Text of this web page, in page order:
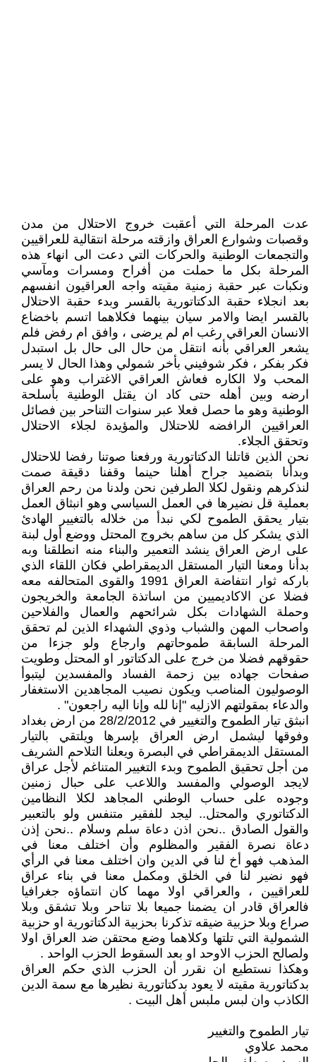
عدت المرحلة التي أعقبت خروج الاحتلال من مدن
وقصبات وشوارع العراق وازقته مرحلة انتقالية للعراقيين
والتجمعات الوطنية والحركات التي دعت الى انهاء هذه
المرحلة بكل ما حملت من أفراح ومسرات ومآسي
ونكبات عبر حقبة زمنية مقيته واجه العراقيون انفسهم
بعد انجلاء حقبة الدكتاتورية بالقسر وبدء حقبة الاحتلال
بالقسر ايضا والامر سيان بينهما فكلاهما اتسم باخضاع
الانسان العراقي رغب ام لم يرضى ، وافق ام رفض فلم
يشعر العراقي بأنه انتقل من حال الى حال بل استبدل
فكر بفكر ، فكر شوفيني بأخر شمولي وهذا الحال لا يسر
المحب ولا الكاره فعاش العراقي الاغتراب وهو على
ارضه وبين أهله حتى كاد ان يقتل الوطنية بأسلحة
الوطنية وهو ما حصل فعلا عبر سنوات التناحر بين فصائل
العراقيين الرافضه للاحتلال والمؤيدة لجلاء الاحتلال
وتحقق الجلاء.
نحن الذين قاتلنا الدكتاتورية ورفعنا صوتنا رفضا للاحتلال
وبدأنا بتضميد جراح أهلنا حينما وقفنا دقيقة صمت
لنذكرهم ونقول لكلا الطرفين نحن ولدنا من رحم العراق
بعملية قل نضيرها في العمل السياسي وهو انبثاق العمل
بتيار يحقق الطموح لكي نبدأ من خلاله بالتغيير الهادئ
الذي يشكر كل من ساهم بخروج المحتل ووضع أول لبنة
على ارض العراق ينشد التعمير والبناء منه انطلقنا وبه
بدأنا ومعنا التيار المستقل الديمقراطي فكان اللقاء الذي
باركه ثوار انتفاضة العراق 1991 والقوى المتحالفه معه
فضلا عن الاكاديميين من اساتذة الجامعة والخريجون
وحملة الشهادات بكل شرائحهم والعمال والفلاحين
واصحاب المهن والشباب وذوي الشهداء الذين لم تحقق
المرحلة السابقة طموحاتهم وارجاع ولو جزءا من
حقوقهم فضلا من خرج على الدكتاتور او المحتل وطويت
صفحات جهاده بين زحمة الفساد والمفسدين ليتبوأ
الوصوليون المناصب ويكون نصيب المجاهدين الاستغفار
والدعاء بمقولتهم الازليه "إنا لله وإنا اليه راجعون" .
انبثق تيار الطموح والتغيير في 28/2/2012 من ارض بغداد
وفوقها ليشمل ارض العراق بإسرها ويلتقي بالتيار
المستقل الديمقراطي في البصرة ويعلنا التلاحم الشريف
من أجل تحقيق الطموح وبدء التغيير المتناغم لأجل عراق
لايجد الوصولي والمفسد واللاعب على حبال زمنين
وجوده على حساب الوطني المجاهد لكلا النظامين
الدكتاتوري والمحتل.. ليجد للفقير متنفس ولو بالتعبير
والقول الصادق ..نحن اذن دعاة سلم وسلام ..نحن إذن
دعاة نصرة الفقير والمظلوم وأن اختلف معنا في
المذهب فهو أخ لنا في الدين وان اختلف معنا في الرأي
فهو نضير لنا في الخلق ومكمل معنا في بناء عراق
للعراقيين ، والعراقي اولا مهما كان انتماؤه جغرافيا
فالعراق قادر ان يضمنا جميعا بلا تناحر وبلا تشقق وبلا
صراع وبلا حزبية ضيقه تذكرنا بحزبية الدكتاتورية او حزبية
الشمولية التي تلتها وكلاهما وضع محتقن ضد العراق اولا
ولصالح الحزب الاوحد او بعد السقوط الحزب الواحد .
وهكذا نستطيع ان نقرر أن الحزب الذي حكم العراق
بدكتاتورية مقيته لا يعود بدكتاتورية نظيرها مع سمة الدين
الكاذب وان لبس ملبس أهل البيت .
تيار الطموح والتغيير
محمد علاوي